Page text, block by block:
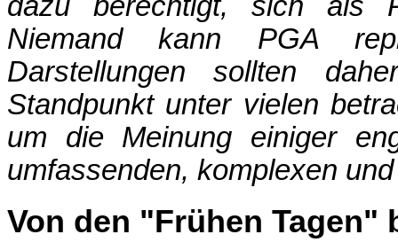
Niemand kann PGA
Darstellungen sollten
Standpunkt unter vielen
um die Meinung einiger
umfassenden, komplexen
Von den "Frühen Tagen"